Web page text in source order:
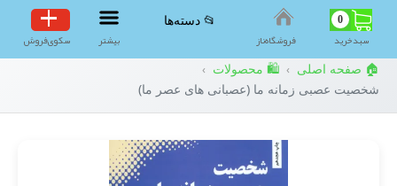
0
سبد‌خرید فروشگاه‌ناز
📂 دسته‌ها
بیشتر سکوی‌فروش
🏠 صفحه اصلی › 🛍️ محصولات ›
شخصیت عصبی زمانه ما (عصبانی های عصر ما)